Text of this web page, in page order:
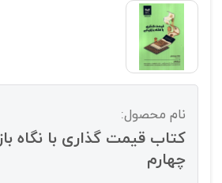
نام محصول:
کتاب قیمت گذاری با نگاه
چهارم